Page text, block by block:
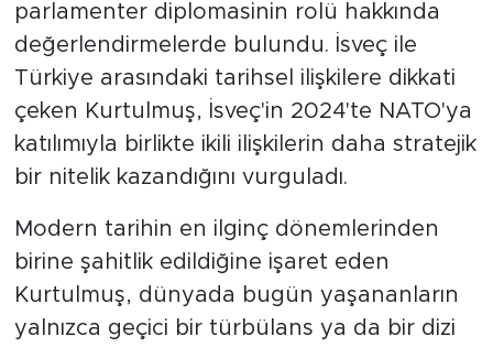
parlamenter diplomasinin rolü hakkında
değerlendirmelerde bulundu. İsveç ile
Türkiye arasındaki tarihsel ilişkilere dikkati
çeken Kurtulmuş, İsveç'in 2024'te NATO'ya
katılımıyla birlikte ikili ilişkilerin daha stratejik
bir nitelik kazandığını vurguladı.
Modern tarihin en ilginç dönemlerinden
birine şahitlik edildiğine işaret eden
Kurtulmuş, dünyada bugün yaşananların
yalnızca geçici bir türbülans ya da bir dizi